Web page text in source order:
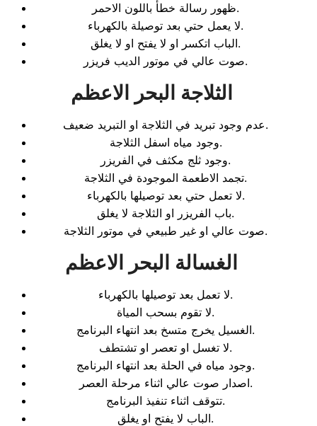
ظهور رسالة خطأ باللون الاحمر.
لا يعمل حتي بعد توصيلة بالكهرباء.
الباب اتكسر او لا يفتح او لا يغلق.
صوت عالي في موتور الديب فريزر.
الثلاجة البحر الاعظم
عدم وجود تبريد في الثلاجة او التبريد ضعيف.
وجود مياه اسفل الثلاجة.
وجود ثلج مكثف في الفريزر.
تجمد الاطعمة الموجودة في الثلاجة.
لا تعمل حتي بعد توصيلها بالكهرباء.
باب الفريزر او الثلاجة لا يغلق.
صوت عالي او غير طبيعي في موتور الثلاجة.
الغسالة البحر الاعظم
لا تعمل بعد توصيلها بالكهرباء.
لا تقوم بسحب المياة.
الغسيل يخرج متسخ بعد انتهاء البرنامج.
لا تغسل او تعصر او تشتطف.
وجود مياه في الحلة بعد انتهاء البرنامج.
اصدار صوت عالي اثناء مرحلة العصر.
تتوقف اثناء تنفيذ البرنامج.
الباب لا يفتح او يغلق.